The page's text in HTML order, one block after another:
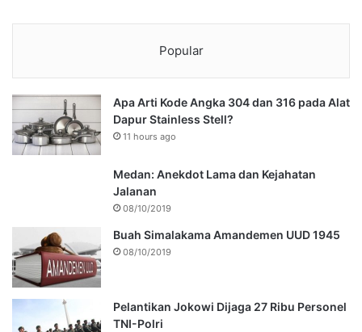
Popular
Apa Arti Kode Angka 304 dan 316 pada Alat
Dapur Stainless Stell?
11 hours ago
Medan: Anekdot Lama dan Kejahatan
Jalanan
08/10/2019
Buah Simalakama Amandemen UUD 1945
08/10/2019
Pelantikan Jokowi Dijaga 27 Ribu Personel
TNI-Polri